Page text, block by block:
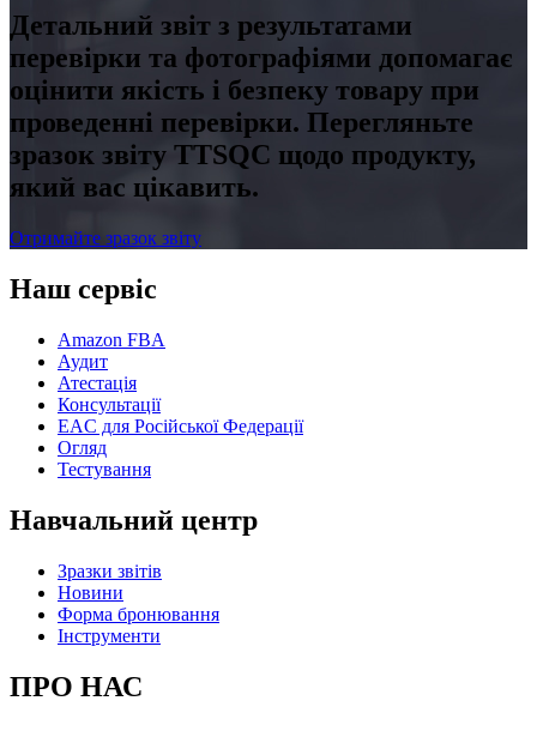
Детальний звіт з результатами
перевірки та фотографіями допомагає
оцінити якість і безпеку товару при
проведенні перевірки. Перегляньте
зразок звіту TTSQC щодо продукту,
який вас цікавить.
Отримайте зразок звіту
Наш сервіс
Amazon FBA
Аудит
Атестація
Консультації
EAC для Російської Федерації
Огляд
Тестування
Навчальний центр
Зразки звітів
Новини
Форма бронювання
Інструменти
ПРО НАС